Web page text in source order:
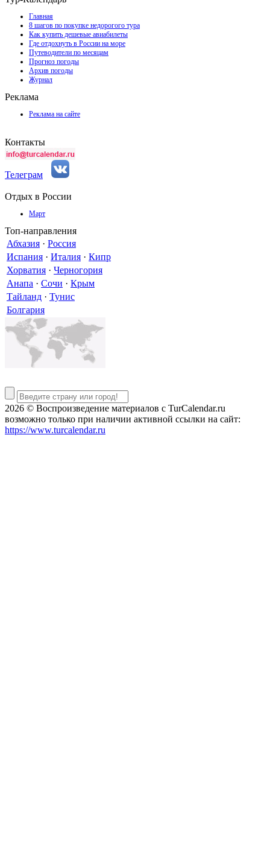
Главная
8 шагов по покупке недорогого тура
Как купить дешевые авиабилеты
Где отдохнуть в России на море
Путеводители по месяцам
Прогноз погоды
Архив погоды
Журнал
Реклама
Реклама на сайте
Контакты
Телеграм
Отдых в России
Март
Топ-направления
Абхазия · Россия
Испания · Италия · Кипр
Хорватия · Черногория
Анапа · Сочи · Крым
Тайланд · Тунис
Болгария
2026 © Воспроизведение материалов c TurCalendar.ru
возможно только при наличии активной ссылки на сайт:
https://www.turcalendar.ru